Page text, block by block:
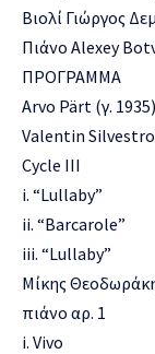
Βιολί Γιώργος
Πιάνο Alexey
ΠΡΟΓΡΑΜΜΑ
Arvo Pärt (γ.
Valentin
Cycle III
i. “Lullaby”
ii. “Barcarole”
iii. “Lullaby”
Μίκης
πιάνο αρ. 1
i. Vivo